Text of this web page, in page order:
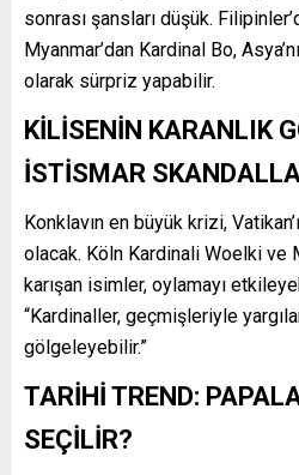
sonrası şansları düşük.
Myanmar’dan Kardinal Bo,
olarak sürpriz yapabilir.
KİLİSENİN KARANLIK
İSTİSMAR
Konklavın en büyük krizi,
olacak. Köln Kardinali Woelki ve
karışan isimler, oylamayı
“Kardinaller, geçmişleriyle
gölgeleyebilir.”
TARİHİ TREND:
SEÇİLİR?